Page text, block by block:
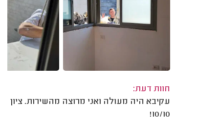
חוות דעת:
עקיבא היה מעולה ואני מרוצה מהשירות. ציון
10/10!